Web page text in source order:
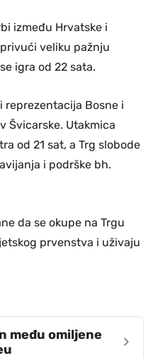
između Hrvatske i
veliku pažnju
igra od 22 sata.
reprezentacija Bosne i
Švicarske. Utakmica
od 21 sat, a Trg slobode
i podrške bh.
da se okupe na Trgu
prvenstva i uživaju
među omiljene
›